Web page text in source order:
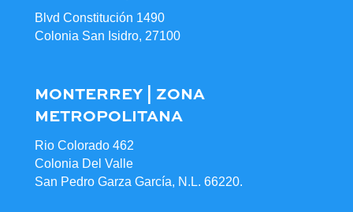
Blvd Constitución 1490
Colonia San Isidro, 27100
MONTERREY | ZONA
METROPOLITANA
Rio Colorado 462
Colonia Del Valle
San Pedro Garza García, N.L. 66220.